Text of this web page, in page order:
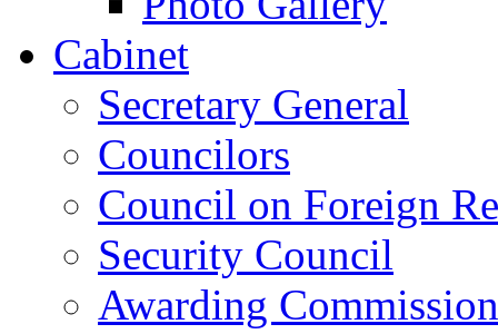
Cabinet
Secretary General
Councilors
Council on Foreign
Security Council
Awarding Commission